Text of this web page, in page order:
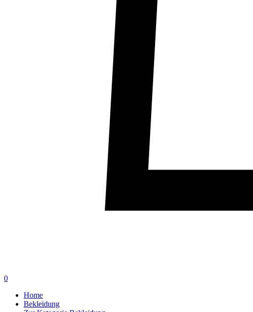
0
Home
Bekleidung